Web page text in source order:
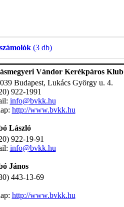
(3 db)
Vándor Kerékpáros Klub
Budapest, Lukács György u. 4.
922-1991
info@bvkk.hu
http://www.bvkk.hu
László
922-19-91
info@bvkk.hu
János
443-13-69
http://www.bvkk.hu